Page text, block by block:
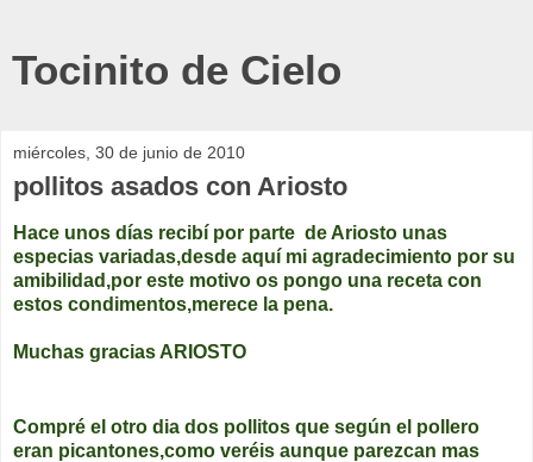
Tocinito de Cielo
miércoles, 30 de junio de 2010
pollitos asados con Ariosto
Hace unos días recibí por parte de Ariosto unas
especias variadas,desde aquí mi agradecimiento por su
amibilidad,por este motivo os pongo una receta con
estos condimentos,merece la pena.
Muchas gracias ARIOSTO
Compré el otro dia dos pollitos que según el pollero
eran picantones,como veréis aunque parezcan mas